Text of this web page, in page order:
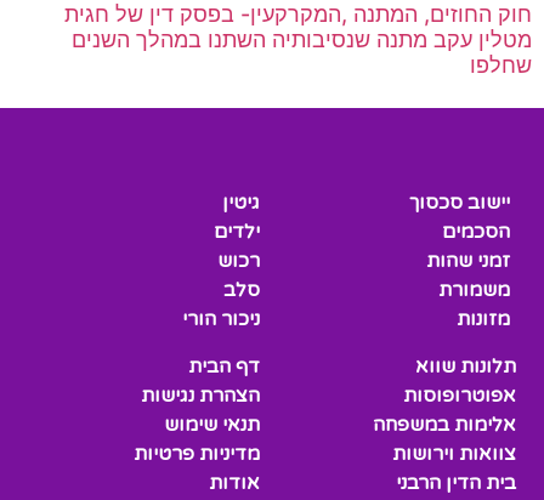
חוק החוזים, המתנה ,המקרקעין- בפסק דין של חגית
מטלין עקב מתנה שנסיבותיה השתנו במהלך השנים
שחלפו
יישוב סכסוך
הסכמים
זמני שהות
משמורת
מזונות
גיטין
ילדים
רכוש
סלב
ניכור הורי
תלונות שווא
אפוטרופוסות
אלימות במשפחה
צוואות וירושות
בית הדין הרבני
דף הבית
הצהרת נגישות
תנאי שימוש
מדיניות פרטיות
אודות